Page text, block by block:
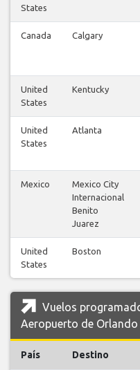
States
Canada Calgary
United
States
Kentucky
United
States
Atlanta
Mexico
Mexico City
Internacional
Benito
Juarez
United
States
Boston
Vuelos
Aeropuerto de
País Destino